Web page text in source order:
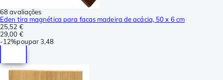
68 avaliações
Eden tira magnética para facas madeira de acácia, 50 x 6 cm
25,52 €
29,00 €
-12%poupar3,48